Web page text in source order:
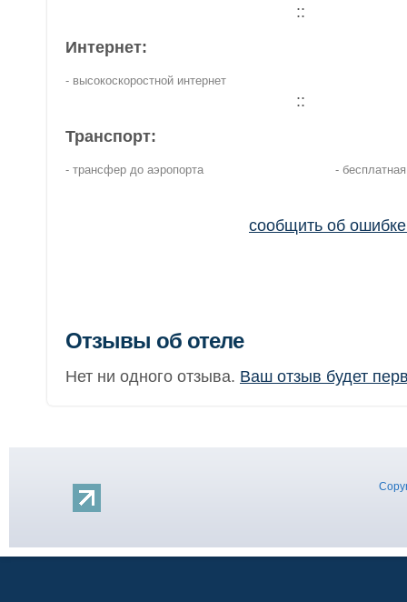
::
Интернет:
- высокоскоростной интернет
::
Транспорт:
- трансфер до аэропорта -
сообщить об
Отзывы об отеле
Нет ни одного отзыва. Ваш отзыв будет